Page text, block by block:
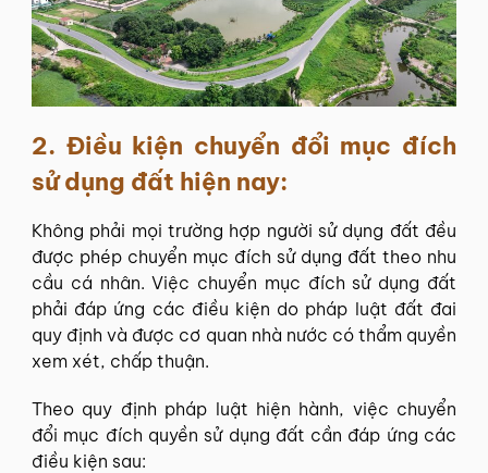
2. Điều kiện chuyển đổi mục đích
sử dụng đất hiện nay:
Không phải mọi trường hợp người sử dụng đất đều
được phép chuyển mục đích sử dụng đất theo nhu
cầu cá nhân. Việc chuyển mục đích sử dụng đất
phải đáp ứng các điều kiện do pháp luật đất đai
quy định và được cơ quan nhà nước có thẩm quyền
xem xét, chấp thuận.
Theo quy định pháp luật hiện hành, việc chuyển
đổi mục đích quyền sử dụng đất cần đáp ứng các
điều kiện sau: